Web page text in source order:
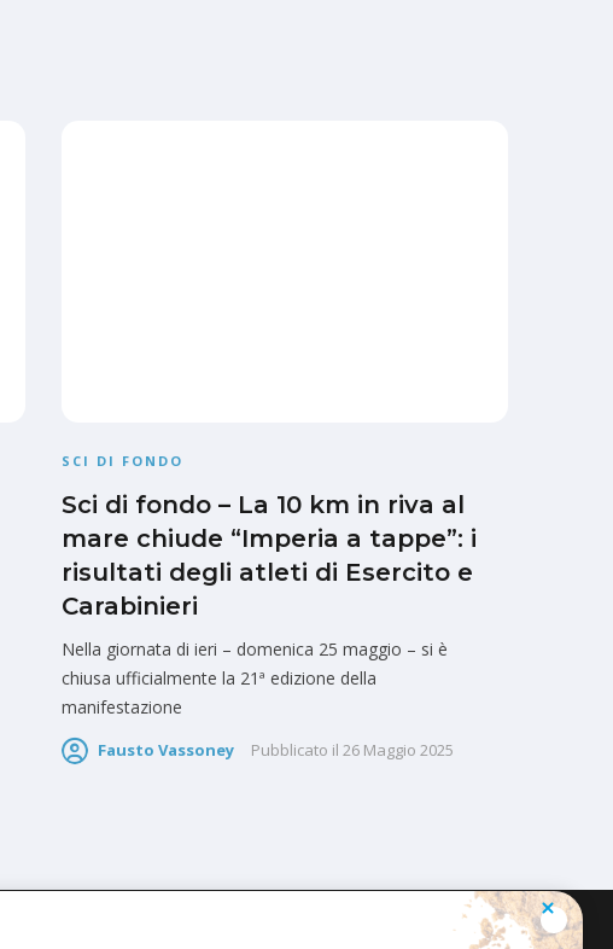
SCI DI FONDO
Sci di fondo – La 10 km in riva al
mare chiude “Imperia a tappe”: i
risultati degli atleti di Esercito e
Carabinieri
Nella giornata di ieri – domenica 25 maggio – si è
chiusa ufficialmente la 21ª edizione della
manifestazione
Fausto Vassoney Pubblicato il 26 Maggio 2025